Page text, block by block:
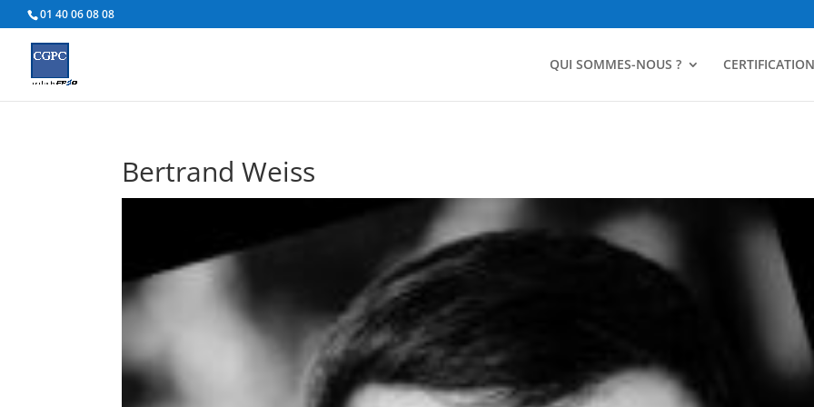
01 40 06 08 08
QUI SOMMES-NOUS ?
Bertrand Weiss